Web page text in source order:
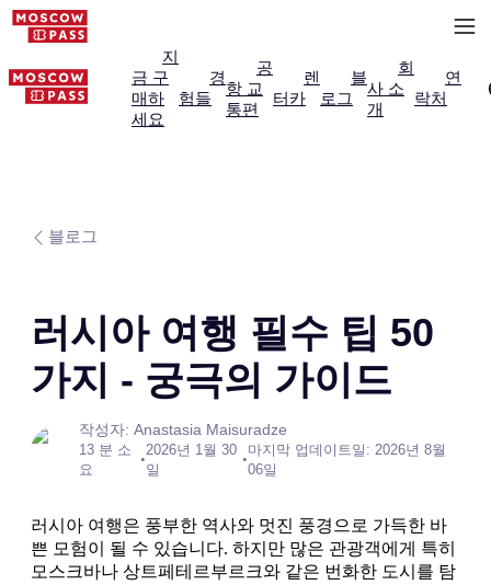
지
금 구
매하
세요
경
험들
공
항 교
통편
렌
터카
블
로그
회
사 소
개
연
락처
블로그
러시아 여행 필수 팁 50
가지 - 궁극의 가이드
작성자: Anastasia Maisuradze
13 분 소
요
•
2026년 1월 30
일
•
마지막 업데이트일: 2026년 8월
06일
러시아 여행은 풍부한 역사와 멋진 풍경으로 가득한 바
쁜 모험이 될 수 있습니다. 하지만 많은 관광객에게 특히
모스크바나 상트페테르부르크와 같은 번화한 도시를 탐